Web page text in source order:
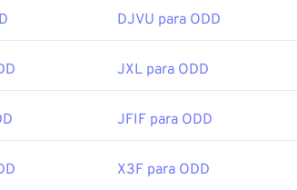
JPG relacionadas:
de Cores para escolher cores de imagens
DJVU para ODD
JXL para ODD
JFIF para ODD
X3F para ODD